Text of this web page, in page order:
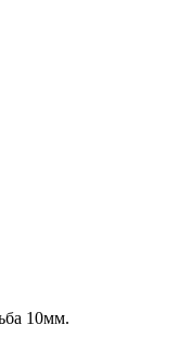
10мм.